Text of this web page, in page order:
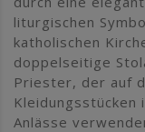
liturgischen
katholischen
doppelseitige
Priester, der auf
Anlässe